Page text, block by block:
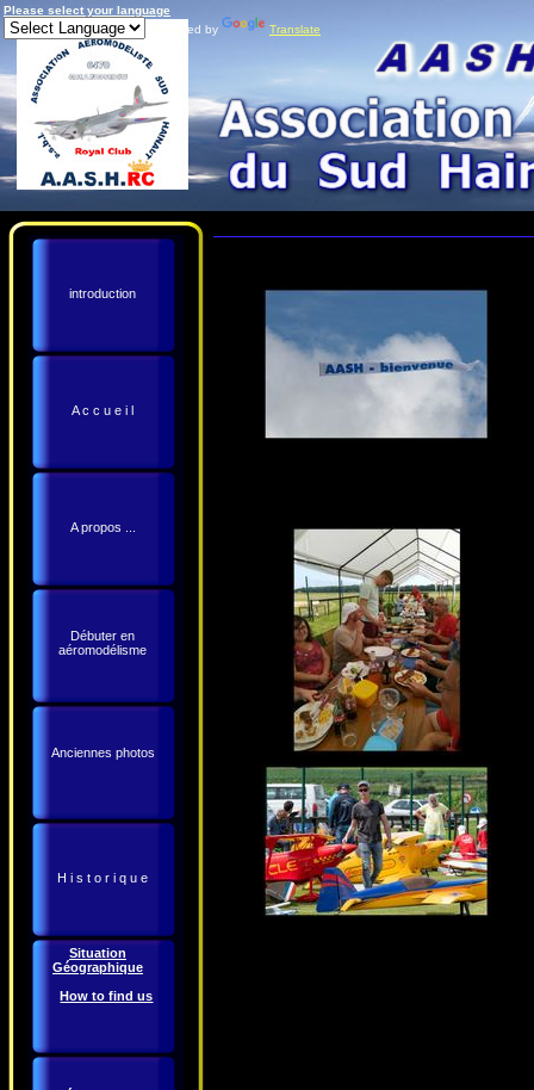
Please select your language
Powered by
Translate
introduction
A c c u e i l
A propos ...
Débuter en
aéromodélisme
Anciennes photos
H i s t o r i q u e
Situation
Géographique
How to find us